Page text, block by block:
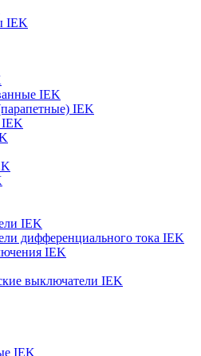
IEK
IEK
IEK
IEK
IEK
дифференциального тока IEK
IEK
выключатели IEK
IEK